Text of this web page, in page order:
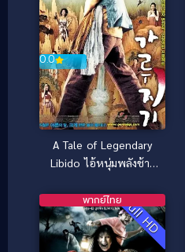
0.0
A Tale of Legendary
Libido ไอ้หนุ่มพลังช้าง
Full HD
พากย์ไทย